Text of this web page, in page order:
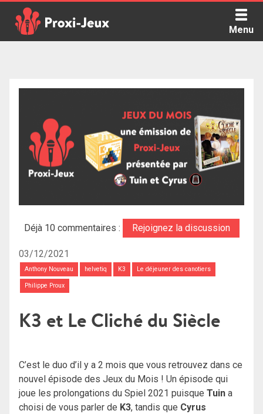
content
Menu
Déjà 10 commentaires : Rejoignez la discussion
03/12/2021
Anthony Nouveau helvetiq K3 Le déjeuner des canotiers
Philippe Proux
K3 et Le Cliché du Siècle
C’est le duo d’il y a 2 mois que vous retrouvez dans ce
nouvel épisode des Jeux du Mois ! Un épisode qui
joue les prolongations du Spiel 2021 puisque Tuin a
choisi de vous parler de K3, tandis que Cyrus